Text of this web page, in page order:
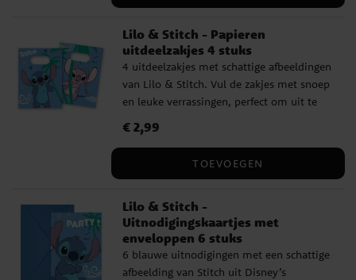
Lilo & Stitch - Papieren
uitdeelzakjes 4 stuks
4 uitdeelzakjes met schattige afbeeldingen
van Lilo & Stitch. Vul de zakjes met snoep
en leuke verrassingen, perfect om uit te
kinderfeestje. De uitdeelzakjes zijn
zijn ca. 22 x 13 cm groot.
Prijs:€ 2,99
€ 2,99
TOEVOEGEN
Lilo & Stitch -
Uitnodigingskaartjes met
enveloppen 6 stuks
6 blauwe uitnodigingen met een schattige
afbeelding van Stitch uit Disney’s